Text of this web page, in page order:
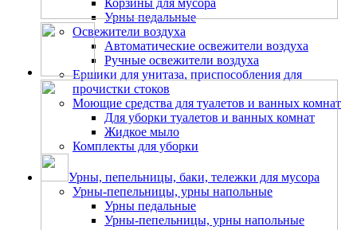
Корзины для мусора
Урны педальные
Освежители воздуха
Автоматические освежители воздуха
Ручные освежители воздуха
Ершики для унитаза, приспособления для
прочистки стоков
Моющие средства для туалетов и ванных комнат
Для уборки туалетов и ванных комнат
Жидкое мыло
Комплекты для уборки
Урны, пепельницы, баки, тележки для мусора
Урны-пепельницы, урны напольные
Урны педальные
Урны-пепельницы, урны напольные